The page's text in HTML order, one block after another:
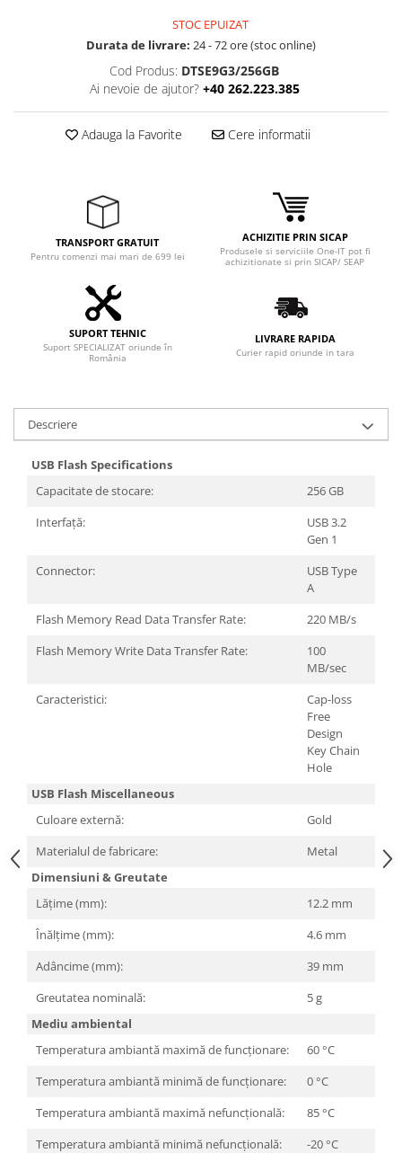
Scaune Gaming
Tastaturi Gaming
Card Reader
Casti
Componente PC
Placi Video
CPU
Carcase
Componente Server
Retelistica & Supraveghere
Printing
Multifunctionale
Multiboard & Accessorii
Multimedia
Foto & Video
Cloud si Aplicatii SaaS
Sisteme Videoconferinta
STOC EPUIZAT
Durata de livrare: 24 - 72 ore (stoc online)
Cod Produs: DTSE9G3/256GB
Ai nevoie de ajutor? +40 262.223.385
Adauga la Favorite Cere informatii
TRANSPORT GRATUIT
Pentru comenzi mai mari de 699 lei
ACHIZITIE PRIN SICAP
Produsele si serviciile One-IT pot fi
achizitionate si prin SICAP/ SEAP
SUPORT TEHNIC
Suport SPECIALIZAT oriunde în
România
LIVRARE RAPIDA
Curier rapid oriunde in tara
Descriere
USB Flash Specifications
Capacitate de stocare:
256 GB
Interfață:
USB 3.2
Gen 1
Connector:
USB Type
A
Flash Memory Read Data Transfer Rate:
220 MB/s
Flash Memory Write Data Transfer Rate:
100
MB/sec
Caracteristici:
Cap-loss
Free
Design
Key Chain
Hole
USB Flash Miscellaneous
Culoare externă:
Gold
Materialul de fabricare:
Metal
Dimensiuni & Greutate
Lățime (mm):
12.2 mm
Înălțime (mm):
4.6 mm
Adâncime (mm):
39 mm
Greutatea nominală:
5 g
Mediu ambiental
Temperatura ambiantă maximă de funcționare:
60 °C
Temperatura ambiantă minimă de funcționare:
0 °C
Temperatura ambiantă maximă nefuncțională:
85 °C
Temperatura ambiantă minimă nefuncțională:
-20 °C